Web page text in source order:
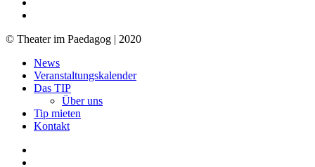
© Theater im Paedagog | 2020
Close
Menu
News
Veranstaltungskalender
Das TIP
Über uns
Tip mieten
Kontakt